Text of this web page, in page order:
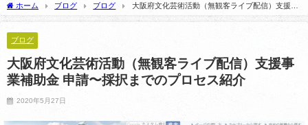
ホーム ブログ ブログ
大阪府文化芸術活動（無観客ライブ配信）支援事
業補助金 申請〜採択までのプロセス紹介
ブログ
大阪府文化芸術活動（無観客ライブ配信）支援事
業補助金 申請〜採択までのプロセス紹介
2020年5月27日